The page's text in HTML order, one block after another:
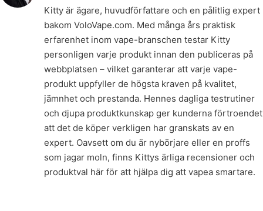
Kitty är ägare, huvudförfattare och en pålitlig expert
bakom VoloVape.com. Med många års praktisk
erfarenhet inom vape-branschen testar Kitty
personligen varje produkt innan den publiceras på
webbplatsen – vilket garanterar att varje vape-
produkt uppfyller de högsta kraven på kvalitet,
jämnhet och prestanda. Hennes dagliga testrutiner
och djupa produktkunskap ger kunderna förtroendet
att det de köper verkligen har granskats av en
expert. Oavsett om du är nybörjare eller en proffs
som jagar moln, finns Kittys ärliga recensioner och
produktval här för att hjälpa dig att vapea smartare.